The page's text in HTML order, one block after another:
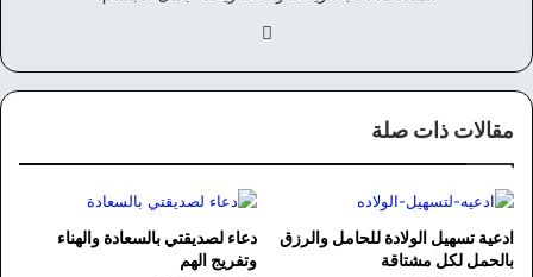
وك
مقالات ذات صلة
ادعية تسهيل الولادة للحامل والرزق
بالحمل لكل مشتاقة
دعاء لصديقتي بالسعادة والهناء
وتفريج الهم